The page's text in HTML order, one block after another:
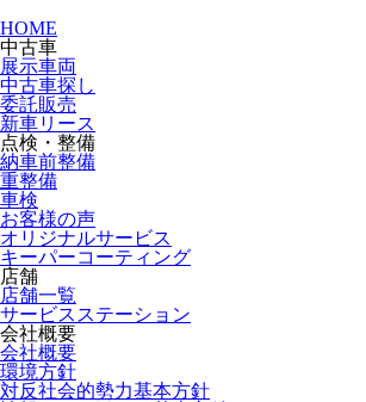
HOME
中古車
展示車両
中古車探し
委託販売
新車リース
点検・整備
納車前整備
重整備
車検
お客様の声
オリジナルサービス
キーパーコーティング
店舗
店舗一覧
サービスステーション
会社概要
会社概要
環境方針
対反社会的勢力基本方針